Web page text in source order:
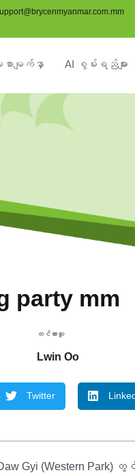
ာမျက်နှာ AI စွမ်းရည်များ
party mm
တင်ထားသူ
Lwin Oo
Twitter
Daw Gyi (Western